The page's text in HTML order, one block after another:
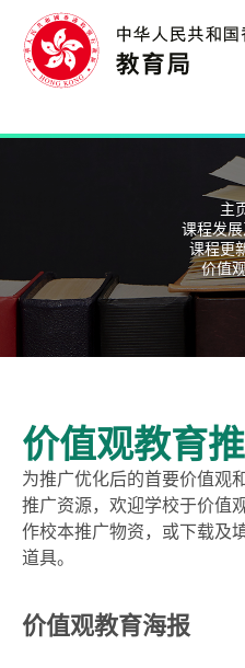
主
课程发
课程更
价值
价值观教育
为推广优化后的首要价值观
推广资源，欢迎学校于价值
作校本推广物资，或下载及
道具。
价值观教育海报